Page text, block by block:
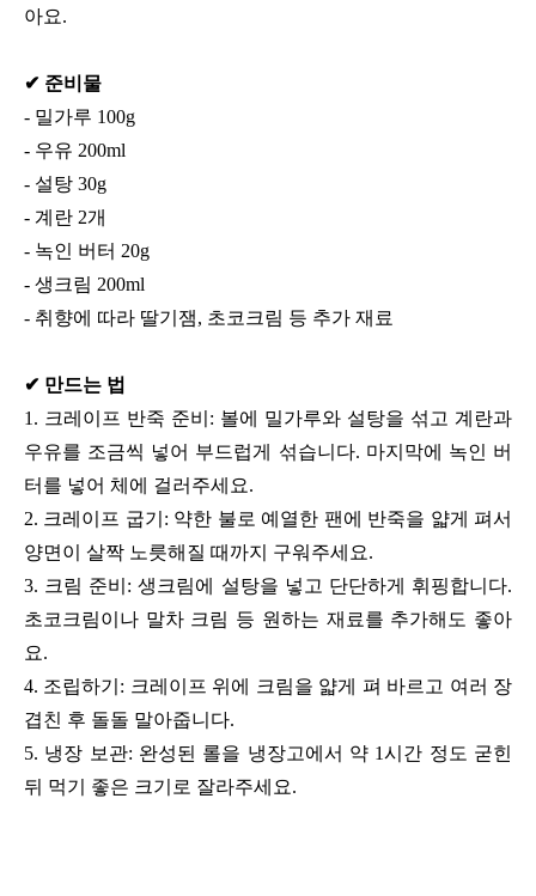
아요.
✔ 준비물
- 밀가루 100g
- 우유 200ml
- 설탕 30g
- 계란 2개
- 녹인 버터 20g
- 생크림 200ml
- 취향에 따라 딸기잼, 초코크림 등 추가 재료
✔ 만드는 법
1. 크레이프 반죽 준비: 볼에 밀가루와 설탕을 섞고 계란과
우유를 조금씩 넣어 부드럽게 섞습니다. 마지막에 녹인 버
터를 넣어 체에 걸러주세요.
2. 크레이프 굽기: 약한 불로 예열한 팬에 반죽을 얇게 펴서
양면이 살짝 노릇해질 때까지 구워주세요.
3. 크림 준비: 생크림에 설탕을 넣고 단단하게 휘핑합니다.
초코크림이나 말차 크림 등 원하는 재료를 추가해도 좋아
요.
4. 조립하기: 크레이프 위에 크림을 얇게 펴 바르고 여러 장
겹친 후 돌돌 말아줍니다.
5. 냉장 보관: 완성된 롤을 냉장고에서 약 1시간 정도 굳힌
뒤 먹기 좋은 크기로 잘라주세요.